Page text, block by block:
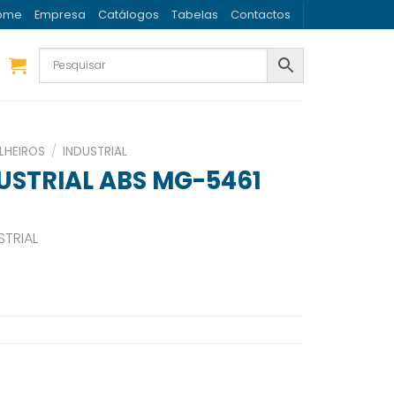
Empresa Catálogos Tabelas Contactos
/ INDUSTRIAL
ABS MG-5461